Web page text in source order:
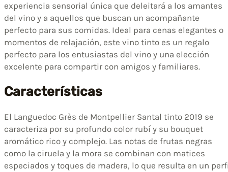
experiencia sensorial única que deleitará a los amantes
del vino y a aquellos que buscan un acompañante
perfecto para sus comidas. Ideal para cenas elegantes o
momentos de relajación, este vino tinto es un regalo
perfecto para los entusiastas del vino y una elección
excelente para compartir con amigos y familiares.
Características
El Languedoc Grès de Montpellier Santal tinto 2019 se
caracteriza por su profundo color rubí y su bouquet
aromático rico y complejo. Las notas de frutas negras
como la ciruela y la mora se combinan con matices
especiados y toques de madera, lo que resulta en un